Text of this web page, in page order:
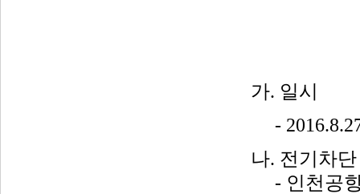
가. 일시
-
나. 전기차단
- 인천공